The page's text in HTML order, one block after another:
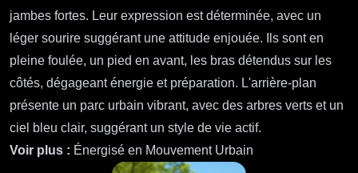
jambes fortes. Leur expression est déterminée, avec un
léger sourire suggérant une attitude enjouée. Ils sont en
pleine foulée, un pied en avant, les bras détendus sur les
côtés, dégageant énergie et préparation. L'arrière-plan
présente un parc urbain vibrant, avec des arbres verts et un
ciel bleu clair, suggérant un style de vie actif.
Voir plus : Énergisé en Mouvement Urbain